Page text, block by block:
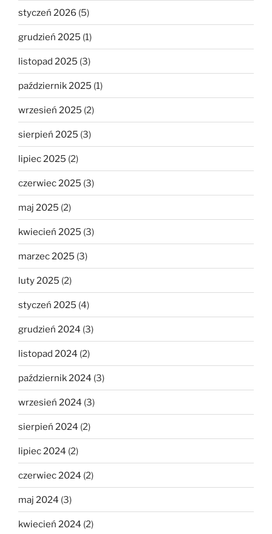
styczeń 2026 (5)
grudzień 2025 (1)
listopad 2025 (3)
październik 2025 (1)
wrzesień 2025 (2)
sierpień 2025 (3)
lipiec 2025 (2)
czerwiec 2025 (3)
maj 2025 (2)
kwiecień 2025 (3)
marzec 2025 (3)
luty 2025 (2)
styczeń 2025 (4)
grudzień 2024 (3)
listopad 2024 (2)
październik 2024 (3)
wrzesień 2024 (3)
sierpień 2024 (2)
lipiec 2024 (2)
czerwiec 2024 (2)
maj 2024 (3)
kwiecień 2024 (2)